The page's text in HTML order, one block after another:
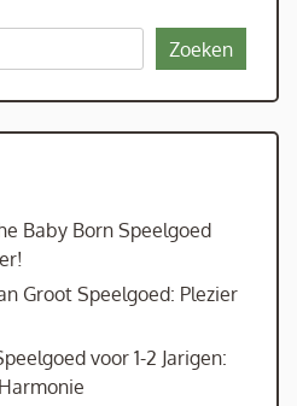
Zoeken
Baby Born Speelgoed
Groot Speelgoed: Plezier
voor 1-2 Jarigen: